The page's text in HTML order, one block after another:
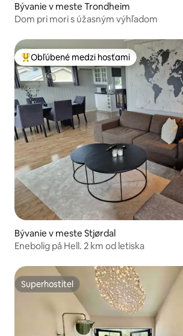
Bývanie v meste Trondheim
Dom pri mori s úžasným výhľadom
Najobľúbenejšie medzi hosťami
Obľúbené medzi hosťami
Bývanie v meste Stjørdal
Enebolig på Hell. 2 km od letiska
Superhostiteľ
Superhostiteľ